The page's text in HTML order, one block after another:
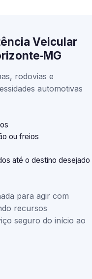
Veicular
rodovias e
automotivas
ou freios
até o destino desejado
para agir com
recursos
seguro do início ao